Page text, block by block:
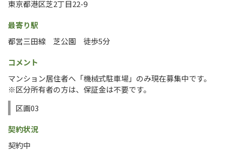
東京都港区芝2丁目22-9
最寄り駅
都営三田線 芝公園 徒歩5分
コメント
マンション居住者へ「機械式駐車場」のみ現在募集中です。
※区分所有者の方は、保証金は不要です。
区画03
契約状況
契約中